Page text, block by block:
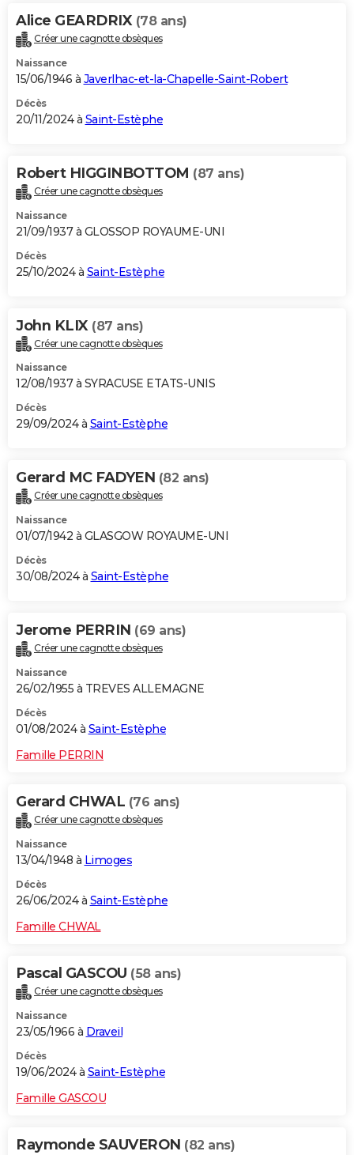
Alice GEARDRIX (78 ans)
Créer une cagnotte obsèques
Naissance
15/06/1946 à Javerlhac-et-la-Chapelle-Saint-Robert
Décès
20/11/2024 à Saint-Estèphe
Robert HIGGINBOTTOM (87 ans)
Créer une cagnotte obsèques
Naissance
21/09/1937 à GLOSSOP ROYAUME-UNI
Décès
25/10/2024 à Saint-Estèphe
John KLIX (87 ans)
Créer une cagnotte obsèques
Naissance
12/08/1937 à SYRACUSE ETATS-UNIS
Décès
29/09/2024 à Saint-Estèphe
Gerard MC FADYEN (82 ans)
Créer une cagnotte obsèques
Naissance
01/07/1942 à GLASGOW ROYAUME-UNI
Décès
30/08/2024 à Saint-Estèphe
Jerome PERRIN (69 ans)
Créer une cagnotte obsèques
Naissance
26/02/1955 à TREVES ALLEMAGNE
Décès
01/08/2024 à Saint-Estèphe
Famille PERRIN
Gerard CHWAL (76 ans)
Créer une cagnotte obsèques
Naissance
13/04/1948 à Limoges
Décès
26/06/2024 à Saint-Estèphe
Famille CHWAL
Pascal GASCOU (58 ans)
Créer une cagnotte obsèques
Naissance
23/05/1966 à Draveil
Décès
19/06/2024 à Saint-Estèphe
Famille GASCOU
Raymonde SAUVERON (82 ans)